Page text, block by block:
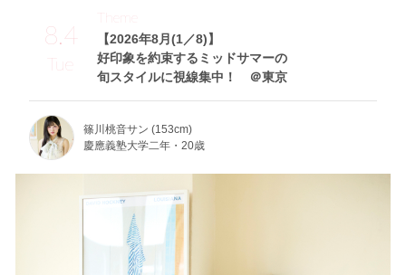
8.4
Tue
【2026年8月(1／8)】
好印象を約束するミッドサマーの
旬スタイルに視線集中！ ＠東京
Theme
篠川桃音サン (153cm)
慶應義塾大学二年・20歳